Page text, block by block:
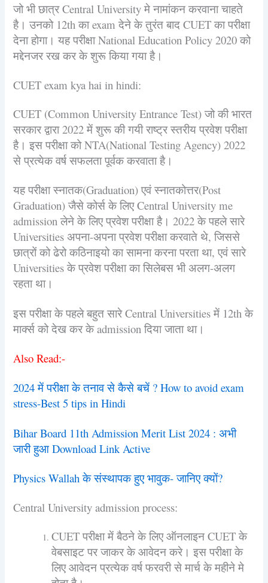
जो भी छात्र Central University मे नामांकन करवाना चाहते
है। उनको 12th का exam देने के तुरंत बाद CUET का परीक्षा
देना होगा। यह परीक्षा National Education Policy 2020 को
मद्देनजर रख कर के शुरू किया गया है।
CUET exam kya hai in hindi:
CUET (Common University Entrance Test) जो की भारत
सरकार द्वारा 2022 में शुरू की गयी राष्ट्र स्तरीय प्रवेश परीक्षा
है। इस परीक्षा को NTA(National Testing Agency) 2022
से प्रत्येक वर्ष सफलता पूर्वक करवाता है।
यह परीक्षा स्नातक(Graduation) एवं स्नातकोत्तर(Post
Graduation) जैसे कोर्स के लिए Central University me
admission लेने के लिए प्रवेश परीक्षा है। 2022 के पहले सारे
Universities अपना-अपना प्रवेश परीक्षा करवाते थे, जिससे
छात्रों को ढेरो कठिनाइयो का सामना करना परता था, एवं सारे
Universities के प्रवेश परीक्षा का सिलेबस भी अलग-अलग
रहता था।
इस परीक्षा के पहले बहुत सारे Central Universities में 12th के
मार्क्स को देख कर के admission दिया जाता था।
Also Read:-
2024 में परीक्षा के तनाव से कैसे बचें ? How to avoid exam
stress-Best 5 tips in Hindi
Bihar Board 11th Admission Merit List 2024 : अभी
जारी हुआ Download Link Active
Physics Wallah के संस्थापक हुए भावुक- जानिए क्यों?
Central University admission process:
CUET परीक्षा में बैठने के लिए ऑनलाइन CUET के
वेबसाइट पर जाकर के आवेदन करे। इस परीक्षा के
लिए आवेदन प्रत्येक वर्ष फरवरी से मार्च के महीने मे